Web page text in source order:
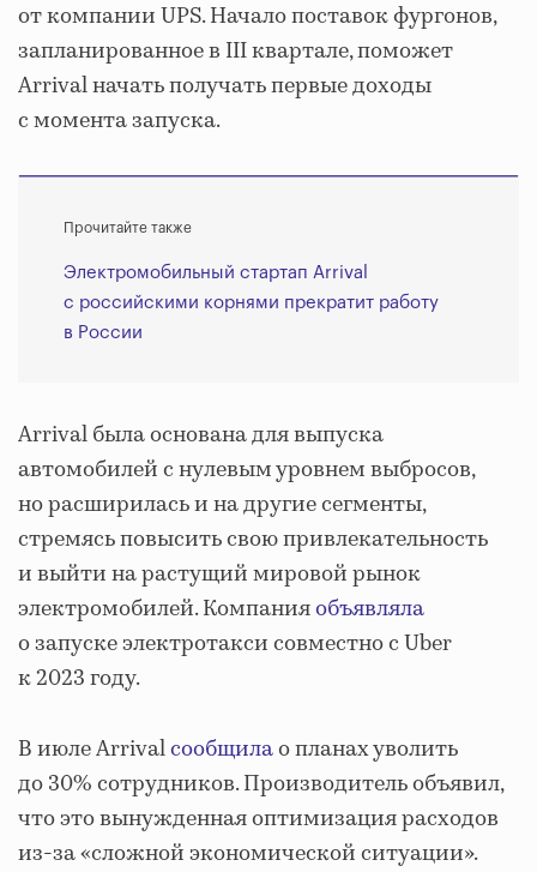
от компании UPS. Начало поставок фургонов,
запланированное в III квартале, поможет
Arrival начать получать первые доходы
с момента запуска.
Прочитайте также
Электромобильный стартап Arrival
с российскими корнями прекратит работу
в России
Arrival была основана для выпуска
автомобилей с нулевым уровнем выбросов,
но расширилась и на другие сегменты,
стремясь повысить свою привлекательность
и выйти на растущий мировой рынок
электромобилей. Компанияобъявляла
о запуске электротакси совместно с Uber
к 2023 году.
В июле Arrivalсообщилао планах уволить
до 30% сотрудников. Производитель объявил,
что это вынужденная оптимизация расходов
из-за «сложной экономической ситуации».